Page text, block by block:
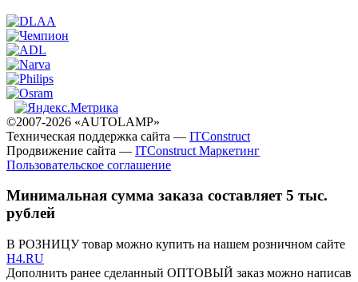
©2007-2026 «AUTOLAMP»
Техническая поддержка сайта — ITConstruct
Продвижение сайта — ITConstruct Маркетинг
Пользовательское соглашение
Минимальная сумма заказа составляет 5 тыс.
рублей
В РОЗНИЦУ товар можно купить на нашем розничном сайте
H4.RU
Дополнить ранее сделанный ОПТОВЫЙ заказ можно написав